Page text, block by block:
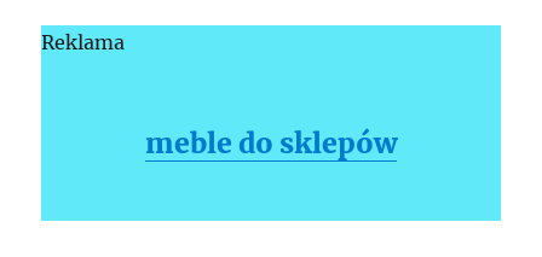
Reklama
meble do sklepów